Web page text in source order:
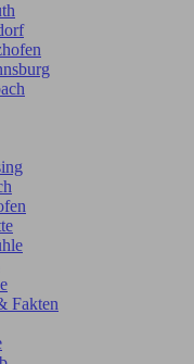
Fakten